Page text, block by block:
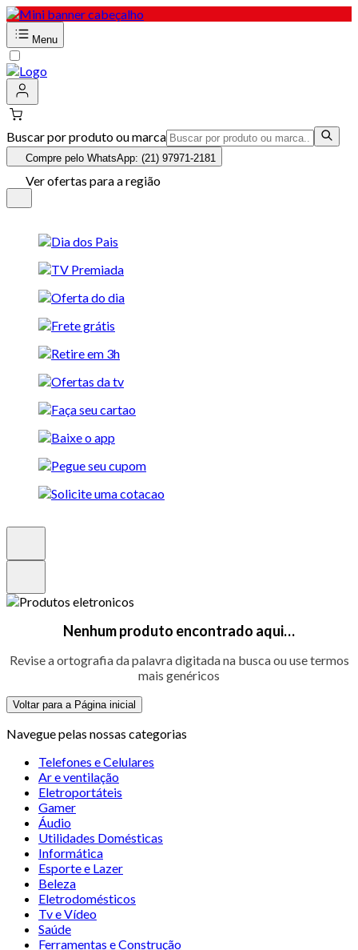
Menu
Buscar por produto ou marca
Compre pelo WhatsApp: (21) 97971-2181
Ver ofertas para a região
Nenhum produto encontrado aqui…
Revise a ortografia da palavra digitada na busca ou use termos
mais genéricos
Voltar para a Página inicial
Navegue pelas nossas categorias
Telefones e Celulares
Ar e ventilação
Eletroportáteis
Gamer
Áudio
Utilidades Domésticas
Informática
Esporte e Lazer
Beleza
Eletrodomésticos
Tv e Vídeo
Saúde
Ferramentas e Construção